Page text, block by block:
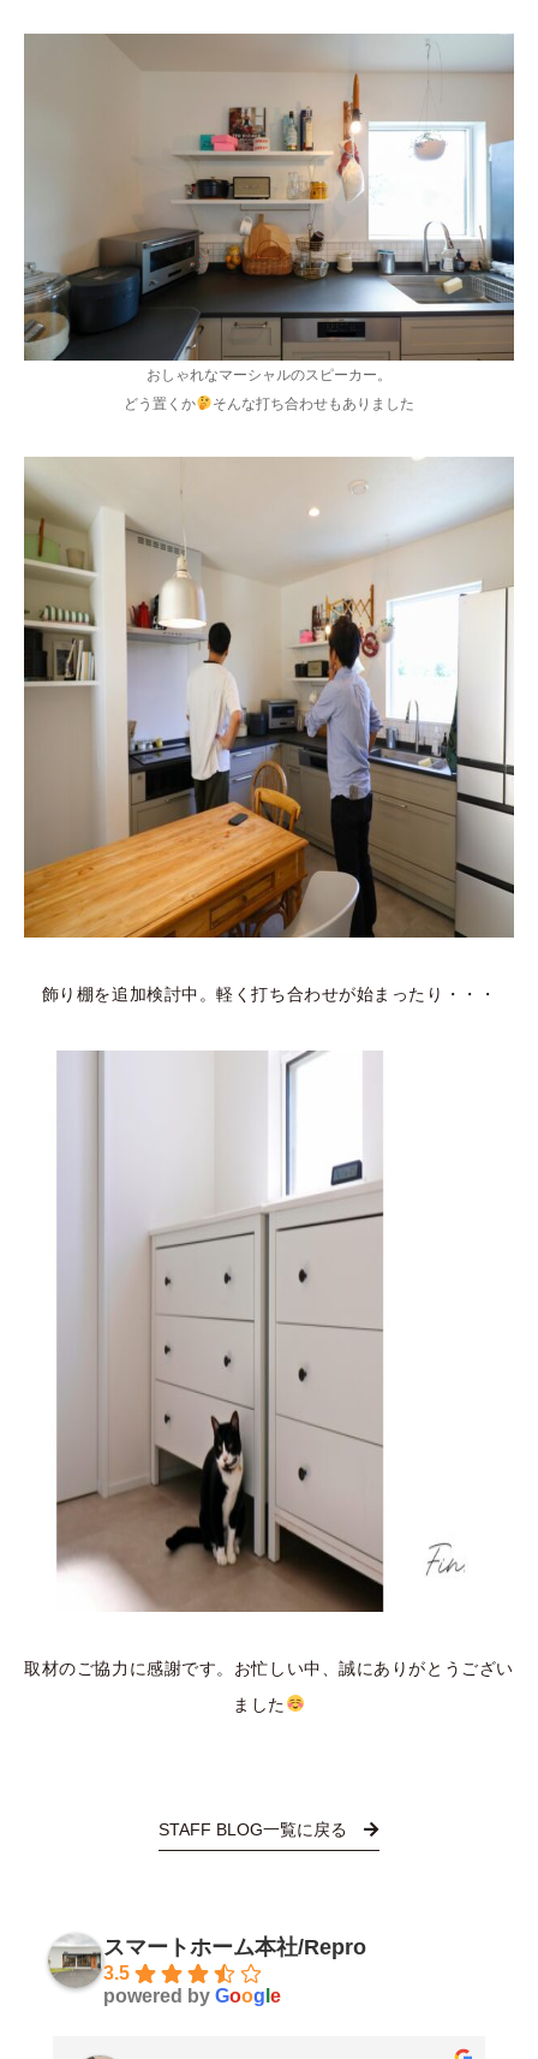
おしゃれなマーシャルのスピーカー。
どう置くか
そんな打ち合わせもありました
飾り棚を追加検討中。軽く打ち合わせが始まったり・・・
取材のご協力に感謝です。お忙しい中、誠にありがとうござい
ました
STAFF BLOG一覧に戻る
スマートホーム本社/Repro
3.5
powered by Goog e